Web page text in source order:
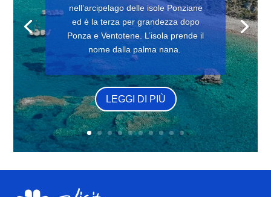
nell’arcipelago delle isole Ponziane
ed è la terza per grandezza dopo
Ponza e Ventotene. L’isola prende il
nome dalla palma nana.
LEGGI DI PIÙ